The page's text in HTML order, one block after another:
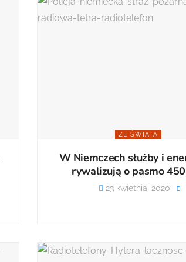
ZE ŚWIATA
W Niemczech służby i
rywalizują o pasmo
23 kwietnia, 2020